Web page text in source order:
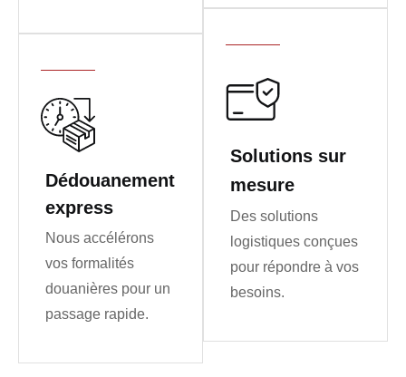
Dédouanement
express
Nous accélérons
vos formalités
douanières pour un
passage rapide.
Solutions sur
mesure
Des solutions
logistiques conçues
pour répondre à vos
besoins.